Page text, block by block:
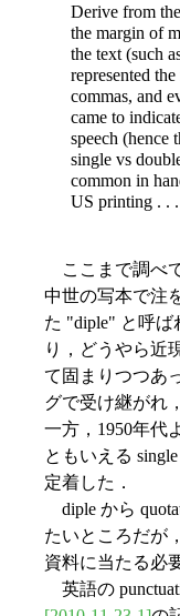
Derive from
the margin of
the text (such
represented
commas, and
came to
speech (hence
single vs
common in
US printing . .
ここまで調べて
中世の写本で注
た "diple" と呼
り，どうやら近
て固まりつつあ
グで受け継がれ
一方，1950年代
ともいえる
定着した．
diple から
たいところだが
資料に当たる必
英語の